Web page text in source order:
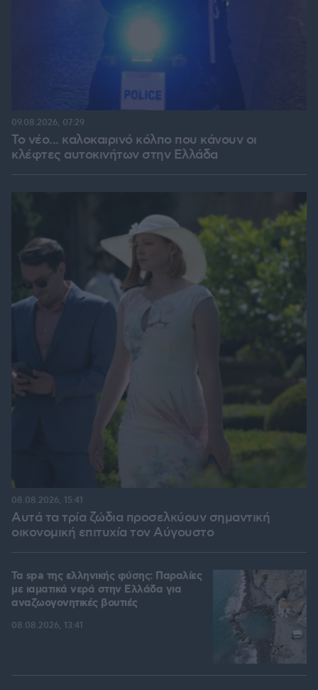
Το νέο... καλοκαιρινό κόλπο που κάνουν οι
κλέφτες αυτοκινήτων στην Ελλάδα
09.08.2026, 07:29
Αυτά τα τρία ζώδια προσελκύουν σημαντική
οικονομική επιτυχία τον Αύγουστο
08.08.2026, 15:41
Τα spa της ελληνικής φύσης: Παραλίες
με ιαματικά νερά στην Ελλάδα για
αναζωογονητικές βουτιές
08.08.2026, 13:41